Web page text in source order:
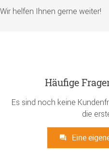
Wir helfen Ihnen gerne weiter!
Häufige
Es sind noch keine
die
Eine